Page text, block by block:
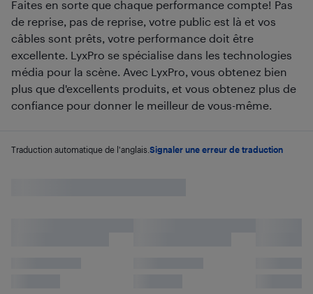
Faites en sorte que chaque performance compte! Pas
de reprise, pas de reprise, votre public est là et vos
câbles sont prêts, votre performance doit être
excellente. LyxPro se spécialise dans les technologies
média pour la scène. Avec LyxPro, vous obtenez bien
plus que d'excellents produits, et vous obtenez plus de
confiance pour donner le meilleur de vous-même.
Traduction automatique de l'anglais. Signaler une erreur de traduction